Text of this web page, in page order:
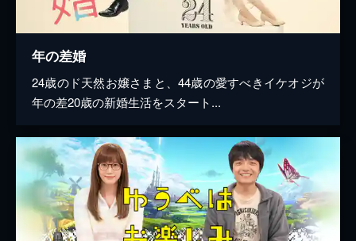
年の差婚
24歳のド天然お嬢さまと、44歳の愛すべきイケオジが
年の差20歳の新婚生活をスタート...